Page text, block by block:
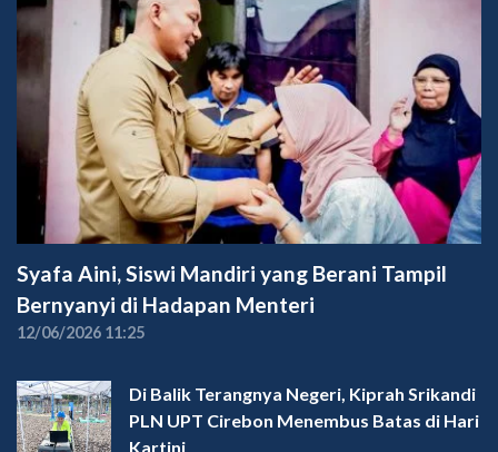
Syafa Aini, Siswi Mandiri yang Berani Tampil
Bernyanyi di Hadapan Menteri
12/06/2026 11:25
Di Balik Terangnya Negeri, Kiprah Srikandi
PLN UPT Cirebon Menembus Batas di Hari
Kartini